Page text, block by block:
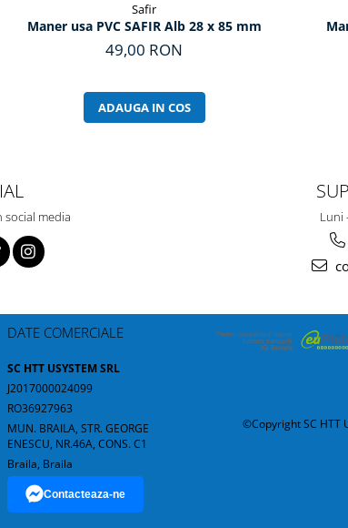
Safir
Maner usa PVC SAFIR Alb 28 x 85 mm
49,00 RON
ADAUGA IN COS
social media Luni
DATE COMERCIALE
SC HTT USYSTEM SRL
J2017000024099
RO36927963
MUN. BRAILA, STR. GEORGE
ENESCU, NR.46A, CONS. C1
Braila, Braila
Contacteaza-ne
©Copyright SC HTT